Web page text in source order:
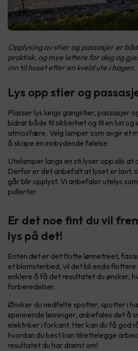
Opplysing av stier og passasjer er
praktisk, og mye lettere for deg og
inn til huset etter en kveld ute i hagen.
Lys opp stier og
Plasser lys langs gangstier, passasjer
bidrar både til sikkerhet og til en lun og
atmosfære. Velg lamper som avgir et
å skape en innbydende følelse.
Utelamper langs en sti lyser opp slik at
Derfor er det anbefalt at lyset er lavt,
går blir opplyst. Vi anbefaler utelys
pullerter.
Er det noe fint du vil
lys på det!
Enten det er det flotte lønnetreet,
et blomsterbed, vil det bli enda flottere
enklere å få det resultatet du ønsker,
forberedelser.
Ønsker du nedfelte spotter, spotter i
spennende løsninger, anbefales det å
elektriker i forkant. Her kan du få god
hvordan du best kan tilrettelegge
resultatet du har drømt om!